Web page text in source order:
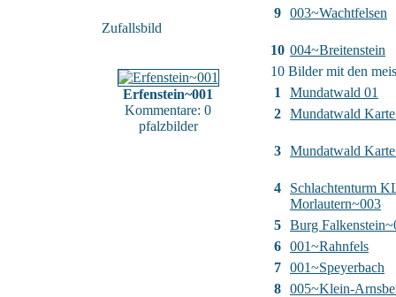
Zufallsbild
Erfenstein~001
Kommentare: 0
pfalzbilder
9 003~Wachtfelsen
10 004~Breitenstein
10 Bilder mit den
1
Mundatwald 01
2 Mundatwald Karte
3 Mundatwald
4
Schlachtenturm
Morlautern~003
5 Burg
6 001~Rahnfels
7 001~Speyerbach
8 005~Klein-